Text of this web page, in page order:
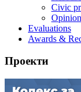
Civic
Evaluations
Awards &
Проекти